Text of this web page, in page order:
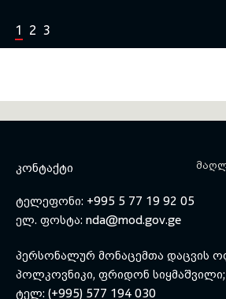
1 2 3
ᲙᲝᲜᲢᲐᲥᲢᲘ
ტელეფონი: +995 5 77 19 92 05
ელ. ფოსტა: nda@mod.gov.ge
პერსონალურ მონაცემთა დაცვის
პოლკოვნიკი, ფრიდონ სიყმაშვილი;
ტელ: (+995) 577 194 030